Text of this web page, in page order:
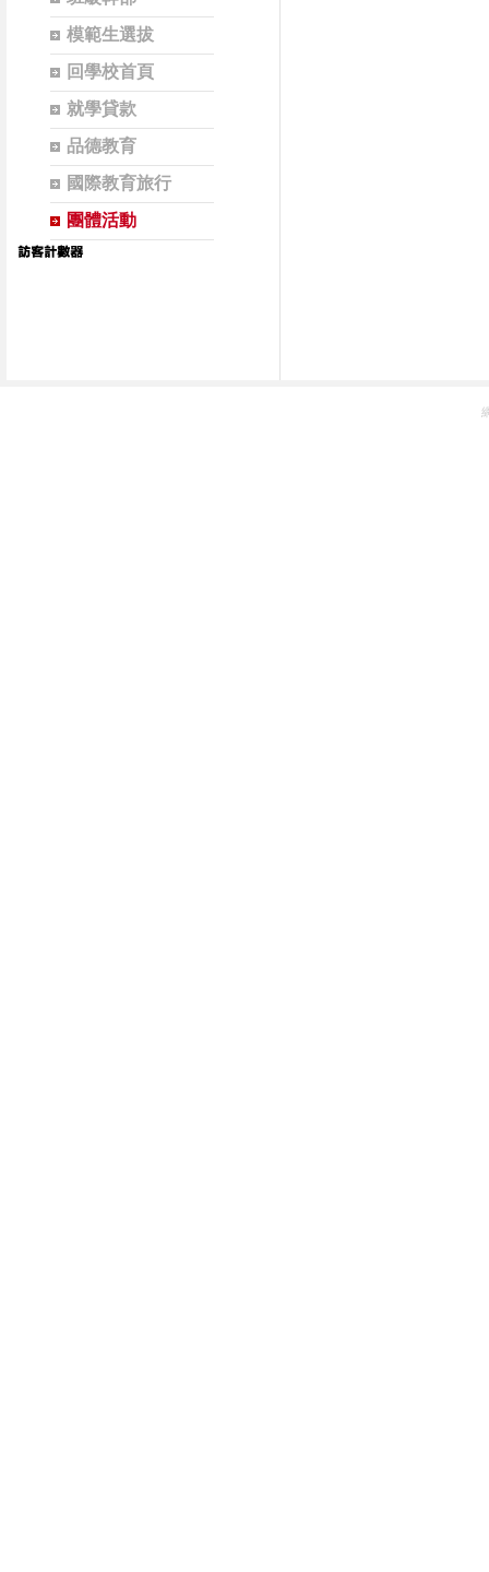
模範生選拔
回學校首頁
就學貸款
品德教育
國際教育旅行
團體活動